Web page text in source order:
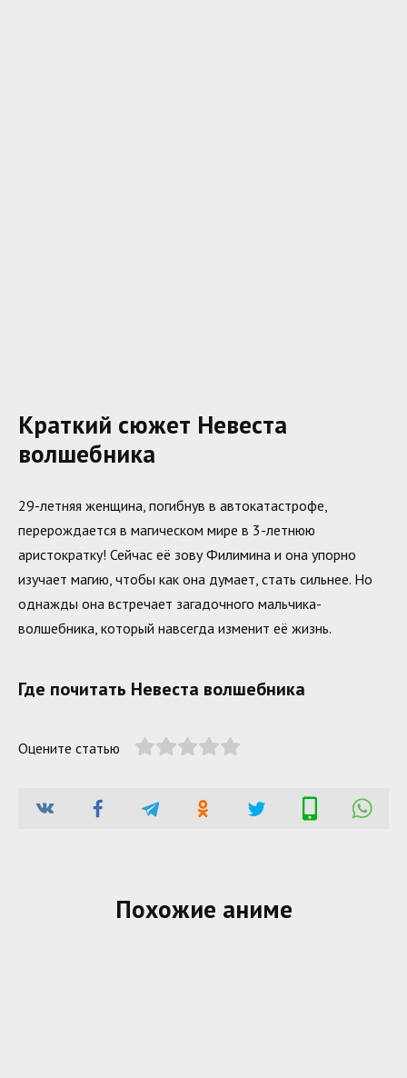
Краткий сюжет Невеста
волшебника
29-летняя женщина, погибнув в автокатастрофе,
перерождается в магическом мире в 3-летнюю
аристократку! Сейчас её зову Филимина и она упорно
изучает магию, чтобы как она думает, стать сильнее. Но
однажды она встречает загадочного мальчика-
волшебника, который навсегда изменит её жизнь.
Где почитать Невеста волшебника
Оцените статью
Похожие аниме